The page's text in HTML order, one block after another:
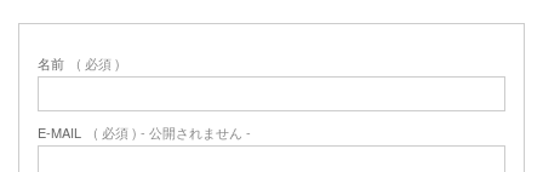
名前 ( 必須 )
E-MAIL ( 必須 ) - 公開されません -